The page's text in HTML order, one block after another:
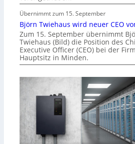
Übernimmt zum 15. September
Björn Twiehaus wird neuer CEO
Zum 15. September übernimmt
Twiehaus (Bild) die Position des
Executive Officer (CEO) bei der
Hauptsitz in Minden.